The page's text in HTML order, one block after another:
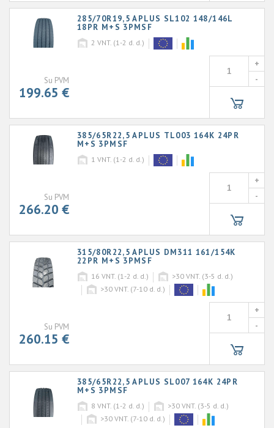
285/70R19,5 APLUS SL102 148/146L
18PR M+S 3PMSF
2 VNT. (1-2 d. d.)
Su PVM
199.65 €
+
-
385/65R22,5 APLUS TL003 164K 24PR
M+S 3PMSF
1 VNT. (1-2 d. d.)
Su PVM
266.20 €
+
-
315/80R22,5 APLUS DM311 161/154K
22PR M+S 3PMSF
16 VNT. (1-2 d. d.) >30 VNT. (3-5 d. d.)
>30 VNT. (7-10 d. d.)
Su PVM
260.15 €
+
-
385/65R22,5 APLUS SL007 164K 24PR
M+S 3PMSF
8 VNT. (1-2 d. d.) >30 VNT. (3-5 d. d.)
>30 VNT. (7-10 d. d.)